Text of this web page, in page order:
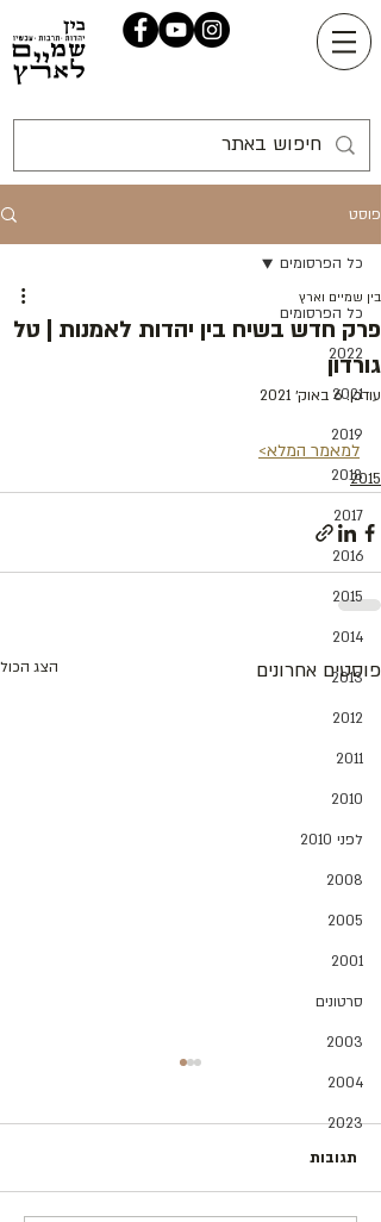
פוסט
כל הפרסומים
2022
2021
2019
2018
2017
2016
2015
2014
2013
2012
2011
2010
לפני 2010
2008
2005
2001
סרטונים
2003
2004
2023
כל הפרסומים
פרק חדש בשיח בין יהדות לאמנות | טל
גורדון
בין שמיים וארץ
עודכן:6 באוק׳ 2021
למאמר המלא>
2015
פוסטים אחרונים הצג הכול
תגובות